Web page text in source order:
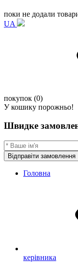
поки не додали
UA
покупок (0)
У кошику порожньо!
Швидке
Відправіти замовлення
Головна
керівника